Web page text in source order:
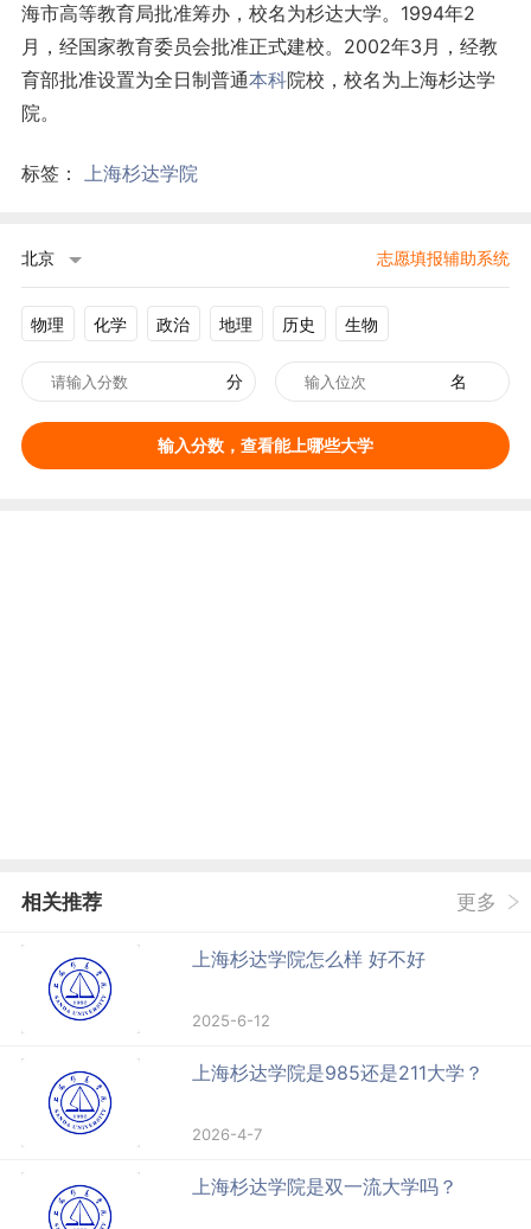
海市高等教育局批准筹办，校名为杉达大学。1994年2
月，经国家教育委员会批准正式建校。2002年3月，经教
育部批准设置为全日制普通本科院校，校名为上海杉达学
院。
标签： 上海杉达学院
北京 志愿填报辅助系统
物理 化学 政治 地理 历史 生物
分 名
输入分数，查看能上哪些大学
相关推荐 更多
上海杉达学院怎么样 好不好
2025-6-12
上海杉达学院是985还是211大学？
2026-4-7
上海杉达学院是双一流大学吗？